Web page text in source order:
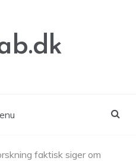
faktisk siger om